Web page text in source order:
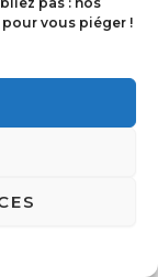
vous piéger !
Powered by